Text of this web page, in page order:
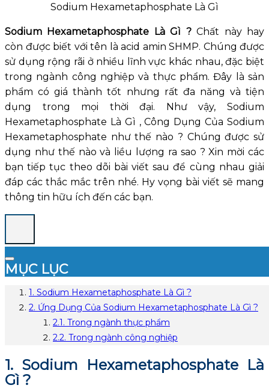
Sodium Hexametaphosphate Là Gì
Sodium Hexametaphosphate Là Gì ?Chất này hay
còn được biết với tên là acid amin SHMP. Chúng được
sử dụng rộng rãi ở nhiều lĩnh vực khác nhau, đặc biệt
trong ngành công nghiệp và thực phẩm. Đây là sản
phẩm có giá thành tốt nhưng rất đa năng và tiện
dụng trong mọi thời đại. Như vậy, Sodium
Hexametaphosphate Là Gì , Công Dụng Của Sodium
Hexametaphosphate như thế nào ? Chúng được sử
dụng như thế nào và liều lượng ra sao ? Xin mời các
bạn tiếp tục theo dõi bài viết sau để cùng nhau giải
đáp các thắc mắc trên nhé. Hy vọng bài viết sẽ mang
thông tin hữu ích đến các bạn.
MỤC LỤC
1. Sodium Hexametaphosphate Là Gì ?
2. Ứng Dụng Của Sodium Hexametaphosphate Là Gì ?
2.1. Trong ngành thực phẩm
2.2. Trong ngành công nghiệp
1. Sodium Hexametaphosphate Là
Gì ?